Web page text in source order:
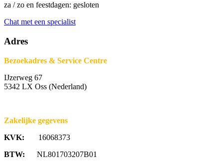
za / zo en feestdagen: gesloten
Chat met een specialist
Adres
Bezoekadres & Service Centre
IJzerweg 67
5342 LX Oss (Nederland)
Zakelijke gegevens
KVK: 16068373
BTW: NL801703207B01